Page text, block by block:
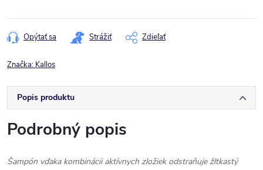
cena:
Opýtať sa Strážiť Zdieľať
Značka: Kallos
Popis produktu
Podrobný popis
Šampón vďaka kombinácii aktívnych zložiek odstraňuje žltkastý